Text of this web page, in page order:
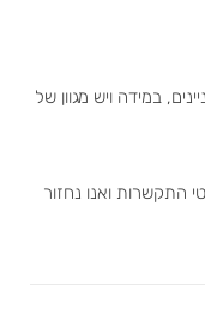
במידה ויש מגוון של
התקשרות ואנו נחזור